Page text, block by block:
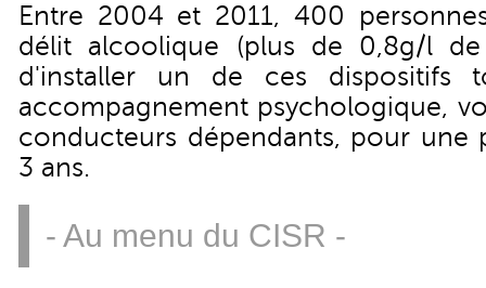
Entre 2004 et 2011, 400
délit alcoolique (plus de 0,8g/l
d'installer un de ces dispositifs
accompagnement psychologique,
conducteurs dépendants, pour une
3 ans.
- Au menu du CISR -